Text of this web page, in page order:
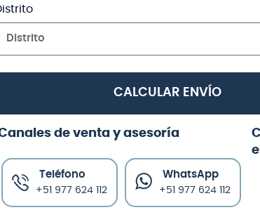
Distrito
CALCULAR ENVÍO
de venta y asesoría
Teléfono
+51 977 624 112
WhatsApp
+51 977 624 112